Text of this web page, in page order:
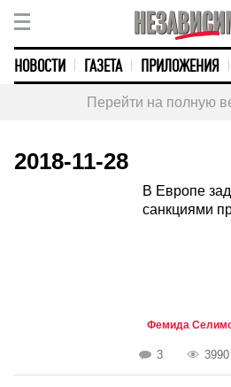
НОВОСТИ ГАЗЕТА ПРИЛОЖЕНИЯ
Перейти на полную
2018-11-28
В Европе
санкциями
Фемида
3 3990